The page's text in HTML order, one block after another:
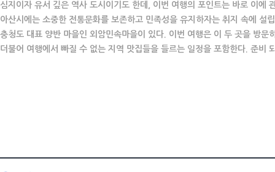
심지이자 유서 깊은 역사 도시이기도 한데, 이번 여행의 포인트는 바로 이에
아산시에는 소중한 전통문화를 보존하고 민족성을 유지하자는 취지 속에 설
충청도 대표 양반 마을인 외암민속마을이 있다. 이번 여행은 이 두 곳을 방문
더불어 여행에서 빠질 수 없는 지역 맛집들을 들르는 일정을 포함한다. 준비